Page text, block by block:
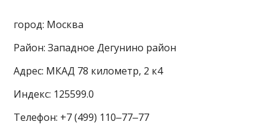
город: Москва
Район: Западное Дегунино район
Адрес: МКАД 78 километр, 2 к4
Индекс: 125599.0
Телефон: +7 (499) 110‒77‒77